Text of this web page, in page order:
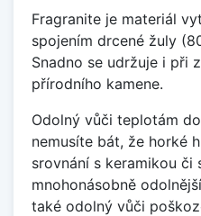
Fragranite je materiál
spojením drcené žuly
Snadno se udržuje i při
přírodního kamene.
Odolný vůči teplotám
nemusíte bát, že horké
srovnání s keramikou či
mnohonásobně
také odolný vůči